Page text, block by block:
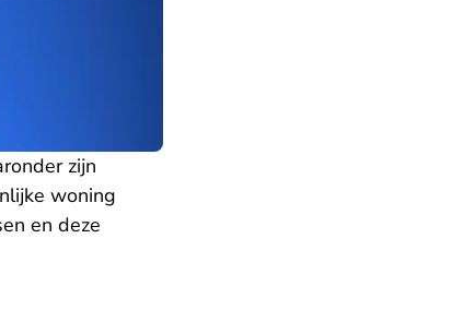
zijn
woning
en deze